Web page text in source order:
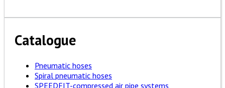
Catalogue
Pneumatic hoses
Spiral pneumatic hoses
SPEEDFIT-compressed air pipe systems